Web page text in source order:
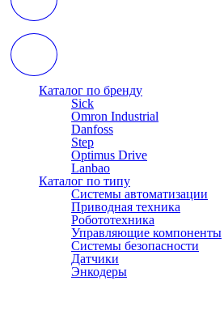
Каталог по бренду
Sick
Omron Industrial
Danfoss
Step
Optimus Drive
Lanbao
Каталог по типу
Системы автоматизации
Приводная техника
Робототехника
Управляющие компоненты
Системы безопасности
Датчики
Энкодеры